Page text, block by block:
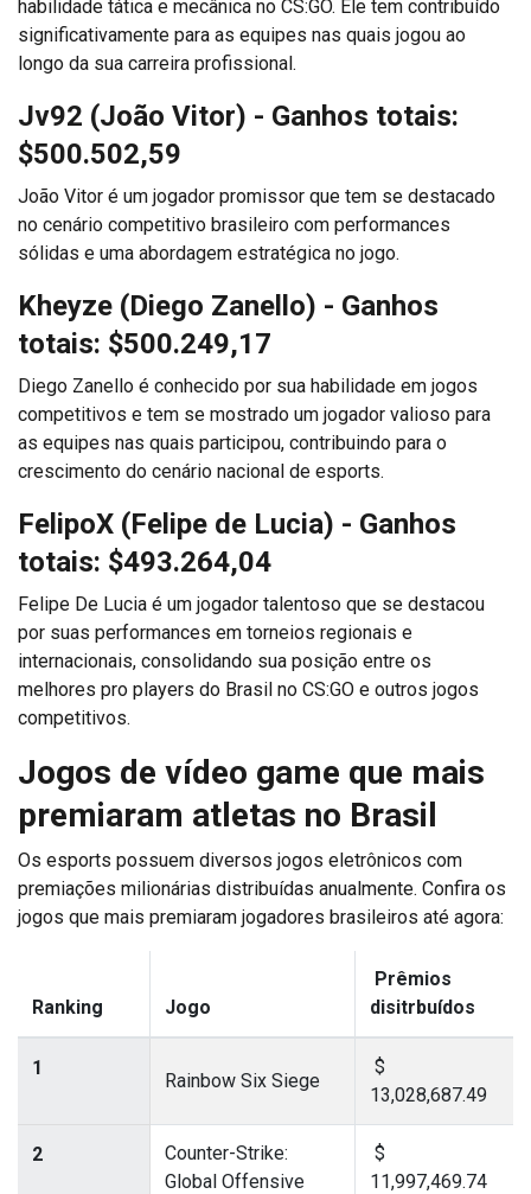
habilidade tática e mecânica no CS:GO. Ele tem contribuído
significativamente para as equipes nas quais jogou ao
longo da sua carreira profissional.
Jv92 (João Vitor) - Ganhos totais:
$500.502,59
João Vitor é um jogador promissor que tem se destacado
no cenário competitivo brasileiro com performances
sólidas e uma abordagem estratégica no jogo.
Kheyze (Diego Zanello) - Ganhos
totais: $500.249,17
Diego Zanello é conhecido por sua habilidade em jogos
competitivos e tem se mostrado um jogador valioso para
as equipes nas quais participou, contribuindo para o
crescimento do cenário nacional de esports.
FelipoX (Felipe de Lucia) - Ganhos
totais: $493.264,04
Felipe De Lucia é um jogador talentoso que se destacou
por suas performances em torneios regionais e
internacionais, consolidando sua posição entre os
melhores pro players do Brasil no CS:GO e outros jogos
competitivos.
Jogos de vídeo game que mais
premiaram atletas no Brasil
Os esports possuem diversos jogos eletrônicos com
premiações milionárias distribuídas anualmente. Confira os
jogos que mais premiaram jogadores brasileiros até agora:
Ranking Jogo
Prêmios
disitrbuídos
1
Rainbow Six Siege
$
13,028,687.49
2
Counter-Strike:
Global Offensive
$
11,997,469.74